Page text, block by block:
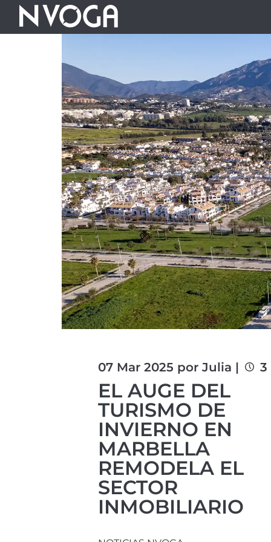
07 Mar 2025 por Julia | 3
EL AUGE DEL
TURISMO DE
INVIERNO EN
MARBELLA
REMODELA EL
SECTOR
INMOBILIARIO